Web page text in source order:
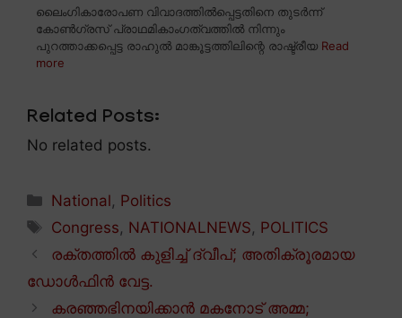
ലൈംഗികാരോപണ വിവാദത്തിൽപ്പെട്ടതിനെ തുടർന്ന്
കോൺഗ്രസ് പ്രാഥമികാംഗത്വത്തിൽ നിന്നും
പുറത്താക്കപ്പെട്ട രാഹുൽ മാങ്കൂട്ടത്തിലിന്റെ രാഷ്ട്രീയ Read
more
Related Posts:
No related posts.
Categories
National, Politics
Tags
Congress, NATIONALNEWS, POLITICS
രക്തത്തിൽ കുളിച്ച് ദ്വീപ്; അതിക്രൂരമായ
ഡോൾഫിൻ വേട്ട.
കരഞ്ഞഭിനയിക്കാൻ മകനോട് അമ്മ;